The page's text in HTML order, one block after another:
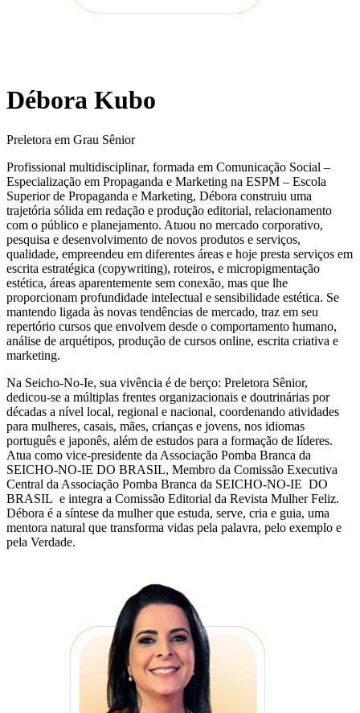
Débora Kubo
Preletora em Grau Sênior
Profissional multidisciplinar, formada em Comunicação Social –
Especialização em Propaganda e Marketing na ESPM – Escola
Superior de Propaganda e Marketing, Débora construiu uma
trajetória sólida em redação e produção editorial, relacionamento
com o público e planejamento. Atuou no mercado corporativo,
pesquisa e desenvolvimento de novos produtos e serviços,
qualidade, empreendeu em diferentes áreas e hoje presta serviços em
escrita estratégica (copywriting), roteiros, e micropigmentação
estética, áreas aparentemente sem conexão, mas que lhe
proporcionam profundidade intelectual e sensibilidade estética. Se
mantendo ligada às novas tendências de mercado, traz em seu
repertório cursos que envolvem desde o comportamento humano,
análise de arquétipos, produção de cursos online, escrita criativa e
marketing.
Na Seicho-No-Ie, sua vivência é de berço: Preletora Sênior,
dedicou-se a múltiplas frentes organizacionais e doutrinárias por
décadas a nível local, regional e nacional, coordenando atividades
para mulheres, casais, mães, crianças e jovens, nos idiomas
português e japonês, além de estudos para a formação de líderes.
Atua como vice-presidente da Associação Pomba Branca da
SEICHO-NO-IE DO BRASIL, Membro da Comissão Executiva
Central da Associação Pomba Branca da SEICHO-NO-IE DO
BRASIL e integra a Comissão Editorial da Revista Mulher Feliz.
Débora é a síntese da mulher que estuda, serve, cria e guia, uma
mentora natural que transforma vidas pela palavra, pelo exemplo e
pela Verdade.